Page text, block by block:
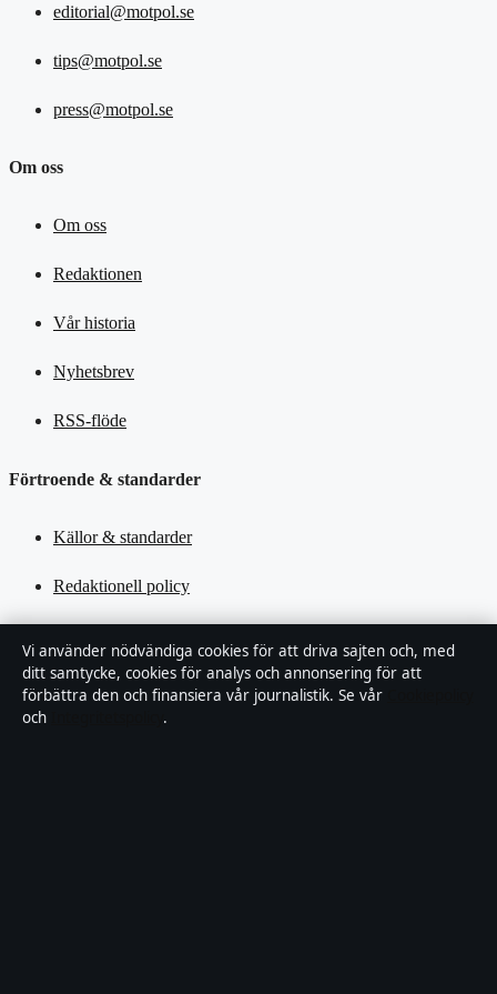
editorial@motpol.se
tips@motpol.se
press@motpol.se
Om oss
Om oss
Redaktionen
Vår historia
Nyhetsbrev
RSS-flöde
Förtroende & standarder
Källor & standarder
Redaktionell policy
Tillgänglighetsredogörelse
Vi använder nödvändiga cookies för att driva sajten och, med
ditt samtycke, cookies för analys och annonsering för att
förbättra den och finansiera vår journalistik. Se vår
och
.